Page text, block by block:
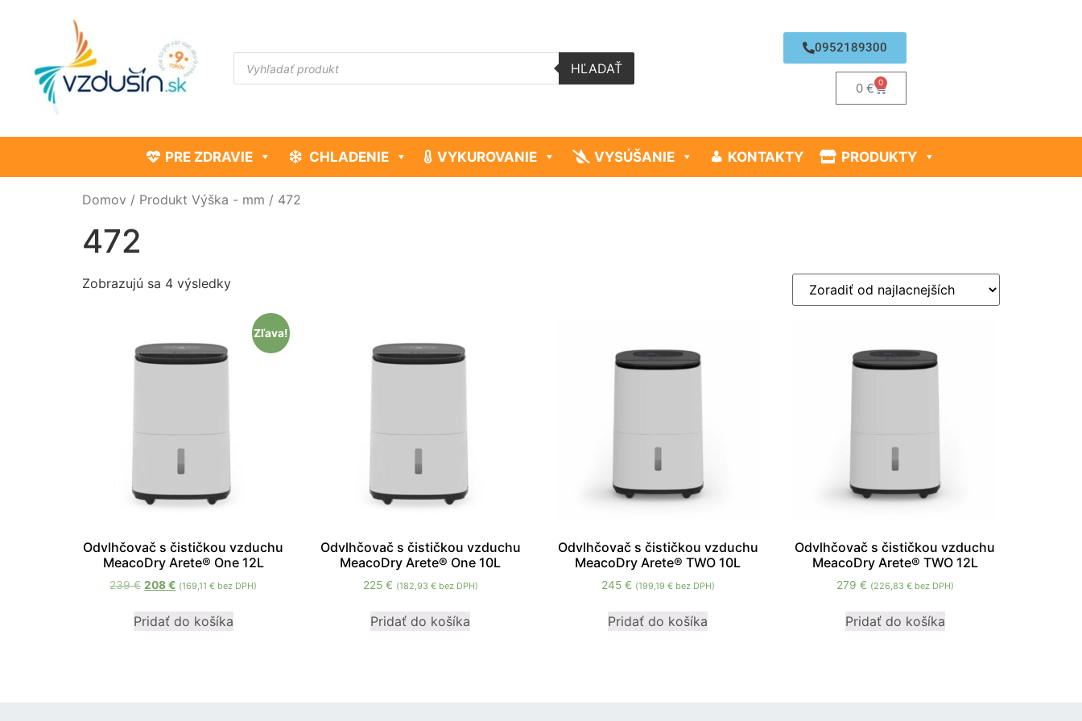
HĽADAŤ
0952189300
0€ 0
PRE ZDRAVIE CHLADENIE VYKUROVANIE VYSÚŠANIE KONTAKTY PRODUKTY
Domov / Produkt Výška - mm / 472
472
Zobrazujú sa 4 výsledky
Zľava!
Odvlhčovač s čističkou vzduchu
MeacoDry Arete® One 12L
239€ 208€ (169,11€ bez DPH)
Pridať do košíka
Odvlhčovač s čističkou vzduchu
MeacoDry Arete® One 10L
225 € (182,93 €bez DPH)
Pridať do košíka
Odvlhčovač s čističkou vzduchu
MeacoDry Arete® TWO 10L
245 € (199,19 €bez DPH)
Pridať do košíka
Odvlhčovač s čističkou vzduchu
MeacoDry Arete® TWO 12L
279 € (226,83 €bez DPH)
Pridať do košíka
Tieto súbory
cookie nie sú
voliteľné. Sú
fungovanie
webovej